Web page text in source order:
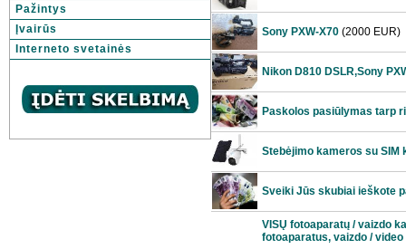
Pažintys
Įvairūs
Interneto svetainės
Sony PXW-X70 (2000 EUR)
Nikon D810 DSLR,Sony
Paskolos pasiūlymas tarp
Stebėjimo kameros su SIM
Sveiki Jūs skubiai ieškote
VISŲ fotoaparatų / vaizdo
fotoaparatus, vaizdo /